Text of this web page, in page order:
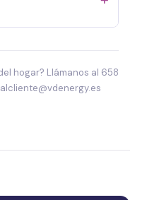
hogar? Llámanos al 658